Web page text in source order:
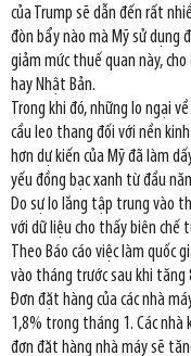
của Trump sẽ dẫn đến rất
đòn bẩy nào mà Mỹ sử dụng
giảm mức thuế quan này, cho
hay Nhật Bản.
Trong khi đó, những lo ngại
cầu leo thang đối với nền
hơn dự kiến của Mỹ đã làm
yếu đồng bạc xanh từ đầu
Do sự lo lắng tập trung vào
với dữ liệu cho thấy biên chế
Theo Báo cáo việc làm quốc
vào tháng trước sau khi tăng
Đơn đặt hàng của các nhà
1,8% trong tháng 1. Các nhà
đơn đặt hàng nhà máy sẽ